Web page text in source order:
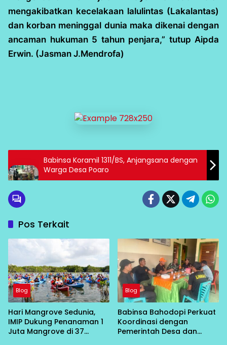
mengakibatkan kecelakaan lalulintas (Lakalantas)
dan korban meninggal dunia maka dikenai dengan
ancaman hukuman 5 tahun penjara,” tutup Aipda
Erwin. (Jasman J.Mendrofa)
Babinsa Koramil 1311/BS, Anjangsana dengan
Warga Desa Poaro
Pos Terkait
Blog
Hari Mangrove Sedunia,
IMIP Dukung Penanaman 1
Juta Mangrove di 37
Blog
Babinsa Bahodopi Perkuat
Koordinasi dengan
Pemerintah Desa dan